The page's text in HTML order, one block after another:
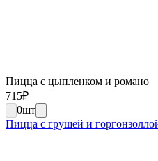
Пицца с цыпленком и романо
715₽
0шт
Пицца с грушей и